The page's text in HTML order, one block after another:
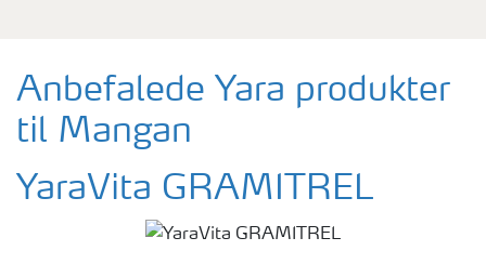
Anbefalede Yara produkter
til Mangan
YaraVita GRAMITREL